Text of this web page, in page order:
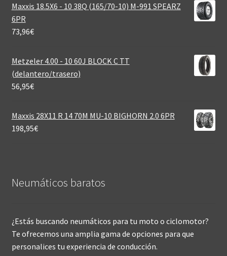
Maxxis 18.5X6 - 10 38Q (165/70-10) M-991 SPEARZ
6PR
73,96€
Metzeler 4.00 - 10 60J BLOCK C TT
(delantero/trasero)
56,95€
Maxxis 28X11 R 14 70M MU-10 BIGHORN 2.0 6PR
198,95€
Neumáticos baratos
¿Estás buscando neumáticos para tu moto o ciclomotor?
Te ofrecemos una amplia gama de opciones para que
personalices tu experiencia de conducción.